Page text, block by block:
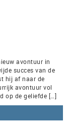
avontuur in
succes van de
hij af naar de
avontuur vol
op de geliefde […]